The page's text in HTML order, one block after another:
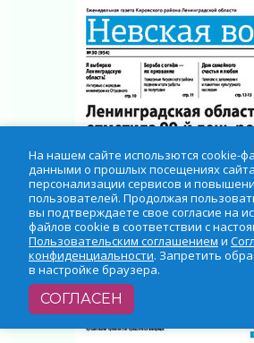
Ленинградцы — бойцам
31 июля 2026
Маршрутами будущего — к
31 июля 2026
«Корвет» на страже
31 июля 2026
Правила для жизни
31 июля 2026
С рабочим визитом
31 июля 2026
В Шлиссельбурге прошла
кораблик Памяти»
31 июля 2026
Новые возможности для
31 июля 2026
На нашем сайте использются cookie-
данными о прошлых посещениях
персонализации сервисов и
пользователей. Продолжая
вы подтверждаете свое согласие на
файлов cookie в соответствии с
Пользовательским соглашением и
конфиденциальности. Запретить
в настройке браузера.
СОГЛАСЕН